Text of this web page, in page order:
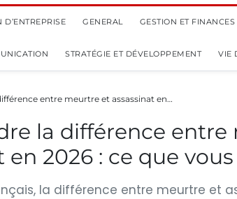
D’ENTREPRISE GENERAL GESTION ET FINANCES
STRATÉGIE ET DÉVELOPPEMENT VIE
entre meurtre et assassinat en…
la différence entre
en 2026 : ce que
la différence entre meurtre et